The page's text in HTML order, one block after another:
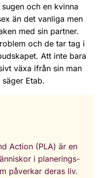
och en kvinna
än det vanliga men
med sin partner.
och de tar tag i
Att inte bara
växa ifrån sin man
Etab.
Action (PLA) är en
i planerings-
påverkar deras liv.